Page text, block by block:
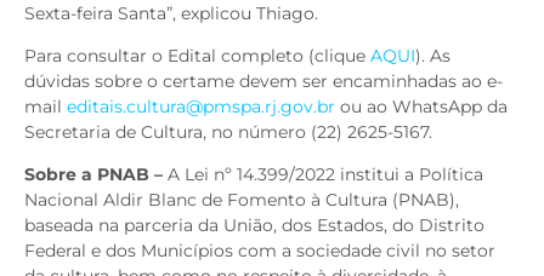
Sexta-feira Santa”, explicou Thiago.
Para consultar o Edital completo (clique AQUI). As
dúvidas sobre o certame devem ser encaminhadas ao e-
mail editais.cultura@pmspa.rj.gov.br ou ao WhatsApp da
Secretaria de Cultura, no número (22) 2625-5167.
Sobre a PNAB – A Lei nº 14.399/2022 institui a Política
Nacional Aldir Blanc de Fomento à Cultura (PNAB),
baseada na parceria da União, dos Estados, do Distrito
Federal e dos Municípios com a sociedade civil no setor